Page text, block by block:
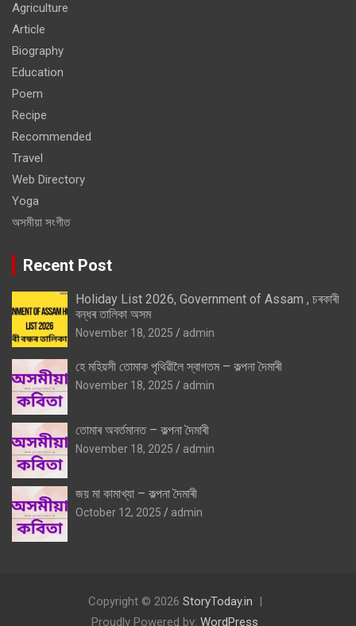
Agriculture
Article
Biography
Education
Poem
Recipe
Recommended
Travel
Web Directory
Yoga
অসমীয়া সংগীত
Recent Post
Holiday List 2026, Government of Assam , চৰকাৰী
বন্ধৰ তালিকা অসম
November 18, 2025 admin
হে মহিয়সী তোমাক পৃথিৱীলৈ স্বাগতম – কল্পনা দৈমাৰী
November 18, 2025 admin
তোমাৰ অবৰ্তমানত – কল্পনা দৈমাৰী
November 18, 2025 admin
জয় মা কামাখ্যা – কল্পনা দৈমাৰী
October 12, 2025 admin
Copyright © 2026 StoryToday.in
Proudly Powered by: WordPress